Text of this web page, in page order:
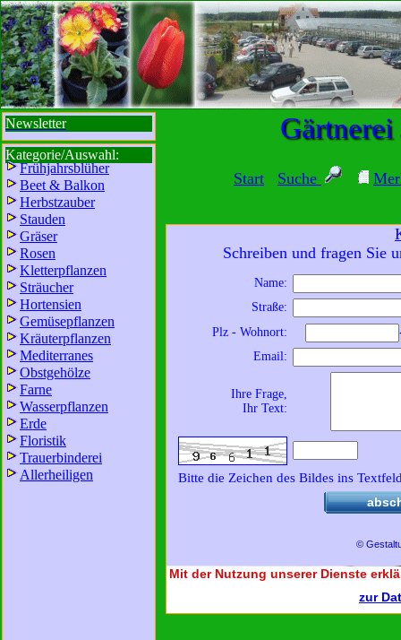
sbisbbib
Start Suche
Gärtnerei
Newsletter
Kategorie/Auswahl:
Frühjahrsblüher
Beet & Balkon
Herbstzauber
Stauden
Gräser
Rosen
Kletterpflanzen
Sträucher
Hortensien
Gemüsepflanzen
Kräuterpflanzen
Mediterranes
Obstgehölze
Farne
Wasserpflanzen
Erde
Floristik
Trauerbinderei
Allerheiligen
Wir sind für Sie da:
8 - 18 Uhr
8 - 13 Uhr
und freuen uns auf
Ihren Besuch.
Schreiben und fragen Sie
Name:
Straße:
Plz - Wohnort:
Email:
Ihre Frage,
Ihr Text:
Bitte die Zeichen des Bildes ins
©
Mit der Nutzung unserer Dienste
zur